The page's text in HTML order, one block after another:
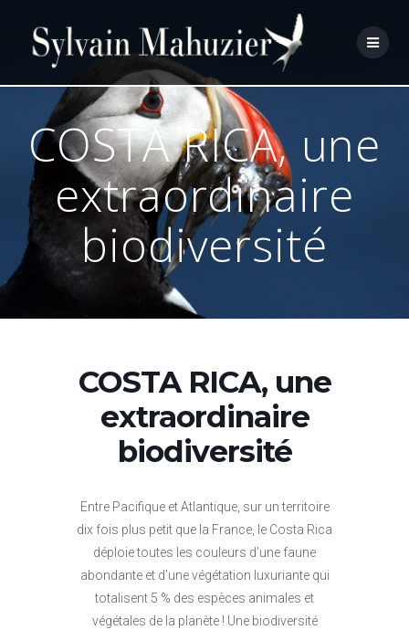
content
COSTA RICA, une
extraordinaire
biodiversité
COSTA RICA, une
extraordinaire
biodiversité
Entre Pacifique et Atlantique, sur un territoire
dix fois plus petit que la France, le Costa Rica
déploie toutes les couleurs d’une faune
abondante et d’une végétation luxuriante qui
totalisent 5 % des espèces animales et
végétales de la planète ! Une biodiversité